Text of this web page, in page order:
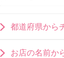
都道府県から
お店の名前か